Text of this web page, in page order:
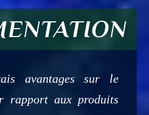
avantages sur le
rapport aux produits